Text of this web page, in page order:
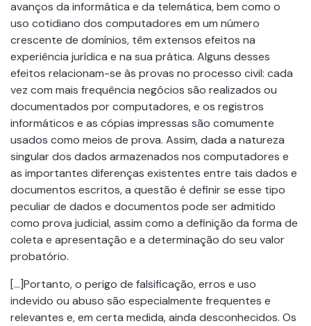
avanços da informática e da telemática, bem como o
uso cotidiano dos computadores em um número
crescente de domínios, têm extensos efeitos na
experiência jurídica e na sua prática. Alguns desses
efeitos relacionam-se às provas no processo civil: cada
vez com mais frequência negócios são realizados ou
documentados por computadores, e os registros
informáticos e as cópias impressas são comumente
usados como meios de prova. Assim, dada a natureza
singular dos dados armazenados nos computadores e
as importantes diferenças existentes entre tais dados e
documentos escritos, a questão é definir se esse tipo
peculiar de dados e documentos pode ser admitido
como prova judicial, assim como a definição da forma de
coleta e apresentação e a determinação do seu valor
probatório.
[…]Portanto, o perigo de falsificação, erros e uso
indevido ou abuso são especialmente frequentes e
relevantes e, em certa medida, ainda desconhecidos. Os